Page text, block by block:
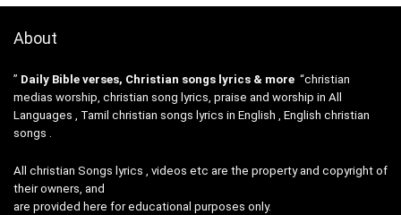
About
” Daily Bible verses, Christian songs lyrics & more “christian
medias worship, christian song lyrics, praise and worship in All
Languages , Tamil christian songs lyrics in English , English christian
songs .
All christian Songs lyrics , videos etc are the property and copyright of
their owners, and
are provided here for educational purposes only.